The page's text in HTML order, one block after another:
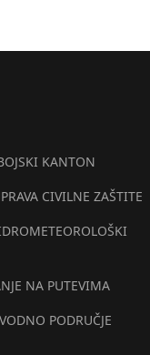
KANTON
CIVILNE ZAŠTITE
NA PUTEVIMA
PODRUČJE